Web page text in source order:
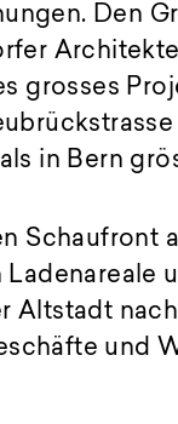
Den
grosses
in Bern
Schaufront
Ladenareale
Altstadt
und